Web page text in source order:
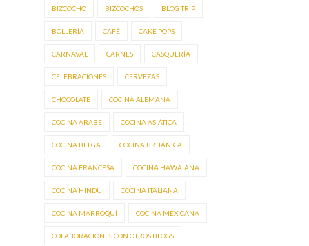
BIZCOCHO BIZCOCHOS BLOG TRIP
BOLLERÍA CAFÉ CAKE POPS
CARNAVAL CARNES CASQUERÍA
CELEBRACIONES CERVEZAS
CHOCOLATE COCINA ALEMANA
COCINA ÁRABE COCINA ASIÁTICA
COCINA BELGA COCINA BRITÁNICA
COCINA FRANCESA COCINA HAWAIANA
COCINA HINDÚ COCINA ITALIANA
COCINA MARROQUÍ COCINA MEXICANA
COLABORACIONES CON OTROS BLOGS